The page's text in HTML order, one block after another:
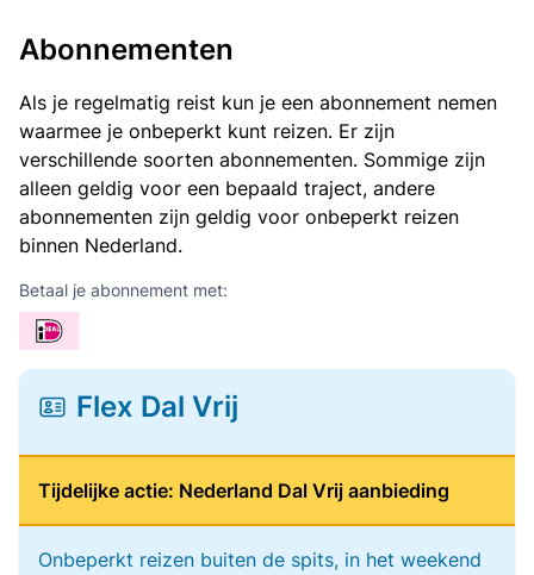
Abonnementen
Als je regelmatig reist kun je een abonnement nemen
waarmee je onbeperkt kunt reizen. Er zijn
verschillende soorten abonnementen. Sommige zijn
alleen geldig voor een bepaald traject, andere
abonnementen zijn geldig voor onbeperkt reizen
binnen Nederland.
Betaal je abonnement met:
Flex Dal Vrij
Tijdelijke actie: Nederland Dal Vrij aanbieding
Onbeperkt reizen buiten de spits, in het weekend